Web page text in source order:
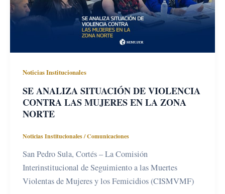
Noticias Institucionales
SE ANALIZA SITUACIÓN DE VIOLENCIA
CONTRA LAS MUJERES EN LA ZONA
NORTE
Noticias Institucionales/Comunicaciones
San Pedro Sula, Cortés – La Comisión
Interinstitucional de Seguimiento a las Muertes
Violentas de Mujeres y los Femicidios (CISMVMF)